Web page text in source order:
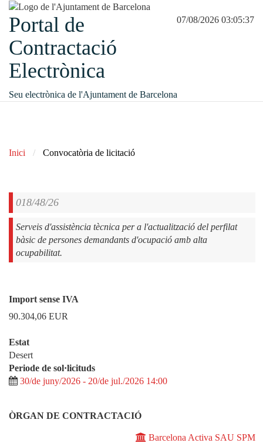
07/08/2026 03:05:37
Portal de
Contractació
Electrònica
Seu electrònica de l'Ajuntament de Barcelona
Inici Convocatòria de licitació
018/48/26
Serveis d'assistència tècnica per a l'actualització del perfilat
bàsic de persones demandants d'ocupació amb alta
ocupabilitat.
Import sense IVA
90.304,06 EUR
Estat
Desert
Periode de sol·licituds
30/de juny/2026 - 20/de jul./2026 14:00
ÒRGAN DE CONTRACTACIÓ
Barcelona Activa SAU SPM